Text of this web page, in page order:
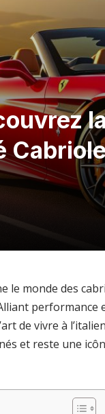
le monde des
performance
de vivre à
et reste une